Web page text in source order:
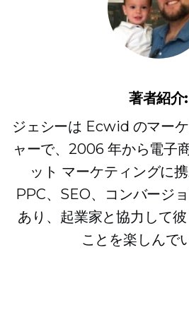
著者紹介:
ジェシーは Ecwid のマー
ャーで、2006 年から電子
ット マーケティングに
PPC、SEO、コンバージ
あり、起業家と協力して
ことを楽しんで